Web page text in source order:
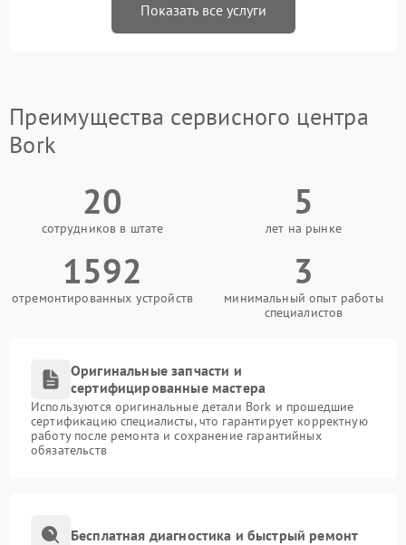
Показать все услуги
Преимущества сервисного центра
Bork
20
сотрудников в штате
5
лет на рынке
1592
отремонтированных устройств
3
минимальный опыт работы
специалистов
Оригинальные запчасти и
сертифицированные мастера
Используются оригинальные детали Bork и прошедшие
сертификацию специалисты, что гарантирует корректную
работу после ремонта и сохранение гарантийных
обязательств
Бесплатная диагностика и быстрый ремонт